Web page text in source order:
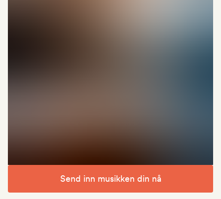
Send inn musikken din nå